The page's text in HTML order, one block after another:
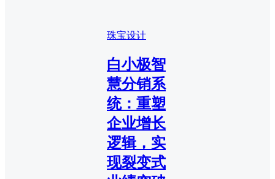
珠宝设计
白小极智
慧分销系
统：重塑
企业增长
逻辑，实
现裂变式